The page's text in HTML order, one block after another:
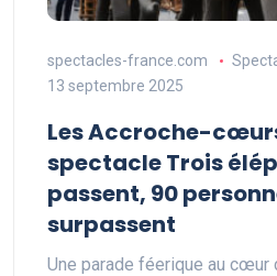
spectacles-france.com
13 septembre 2025
Les Accroche-
spectacle Trois
passent, 90
surpassent
Une parade féerique au cœur